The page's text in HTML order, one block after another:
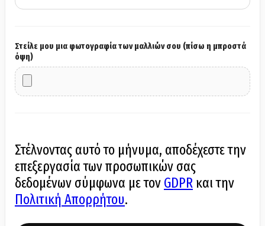
Στείλε μου μια φωτογραφία των μαλλιών σου (πίσω η μπροστά
όψη)
Στέλνοντας αυτό το μήνυμα, αποδέχεστε την
επεξεργασία των προσωπικών σας
δεδομένων σύμφωνα με τον GDPR και την
Πολιτική Απορρήτου.